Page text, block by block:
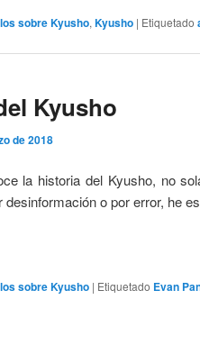
sobre Kyusho, Kyusho | Etiquetado
Kyusho
de 2018
la historia del Kyusho, no
desinformación o por error, he
sobre Kyusho | Etiquetado Evan